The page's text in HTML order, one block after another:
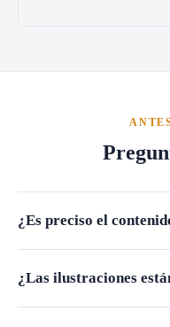
¿Es preciso el
¿Las ilustraciones